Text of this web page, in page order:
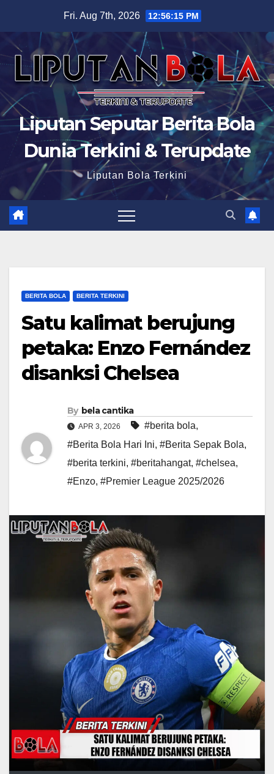
content
Fri. Aug 7th, 2026 12:56:16 PM
Liputan Seputar Berita Bola
Dunia Terkini & Terupdate
Liputan Bola Terkini
BERITA BOLA BERITA TERKINI
Satu kalimat berujung
petaka: Enzo Fernández
disanksi Chelsea
By bela cantika
APR 3, 2026 #berita bola,
#Berita Bola Hari Ini, #Berita Sepak Bola,
#berita terkini, #beritahangat, #chelsea,
#Enzo, #Premier League 2025/2026